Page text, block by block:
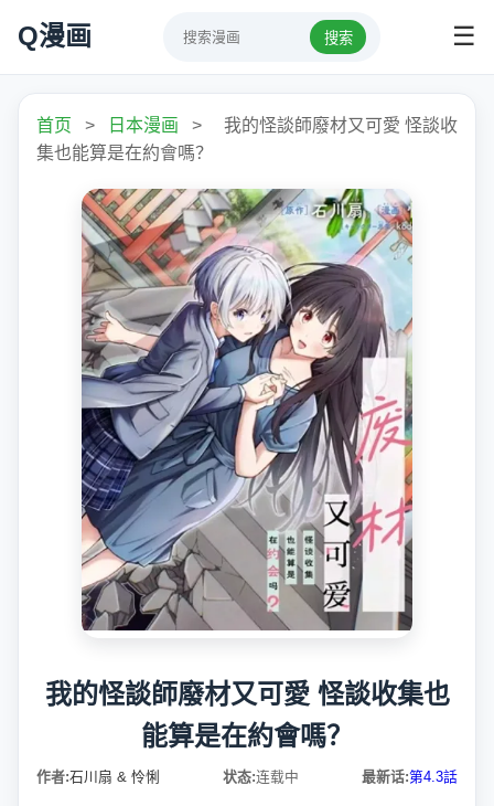
Q漫画 搜索 ☰
首页 > 日本漫画 >
我的怪談師廢材又可愛 怪談收
集也能算是在約會嗎？
我的怪談師廢材又可愛 怪談收集也
能算是在約會嗎？
作者:石川扇 & 怜悧 状态:连载中 最新话:第4.3話